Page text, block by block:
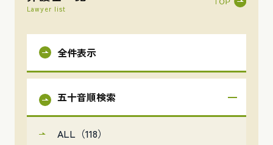
Lawyer list
全件表示
五十音順検索
ALL（118）